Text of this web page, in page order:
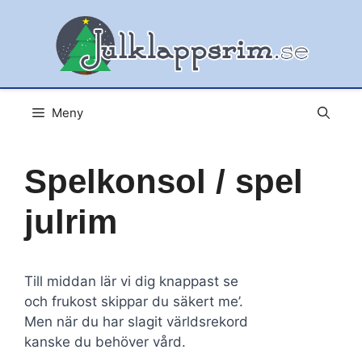
Meny
Spelkonsol / spel
julrim
Till middan lär vi dig knappast se
och frukost skippar du säkert me’.
Men när du har slagit världsrekord
kanske du behöver vård.